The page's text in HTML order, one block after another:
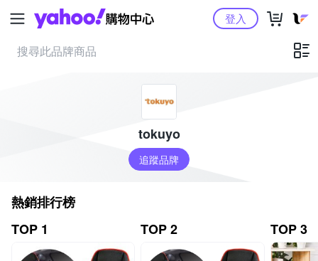
Yahoo購物中心登入
tokuyo
追蹤品牌
熱銷排行榜
TOP 1
TOP 2 TOP 3